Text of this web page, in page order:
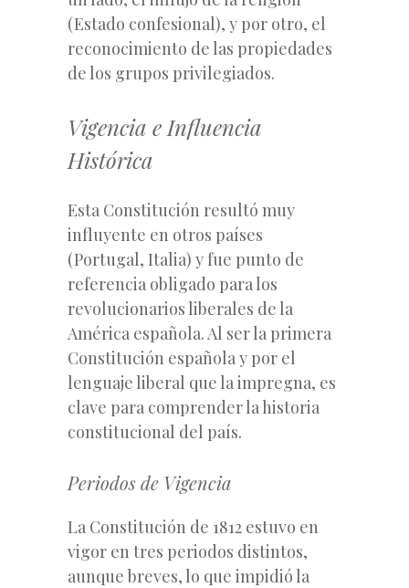
(Estado confesional), y por otro, el
reconocimiento de las propiedades
de los grupos privilegiados.
Vigencia e Influencia
Histórica
Esta Constitución resultó muy
influyente en otros países
(Portugal, Italia) y fue punto de
referencia obligado para los
revolucionarios liberales de la
América española. Al ser la primera
Constitución española y por el
lenguaje liberal que la impregna, es
clave para comprender la historia
constitucional del país.
Periodos de Vigencia
La Constitución de 1812 estuvo en
vigor en tres periodos distintos,
aunque breves, lo que impidió la